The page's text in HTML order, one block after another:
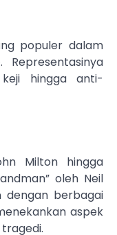
populer dalam
hingga anti-
Milton hingga
oleh Neil
dengan berbagai
aspek